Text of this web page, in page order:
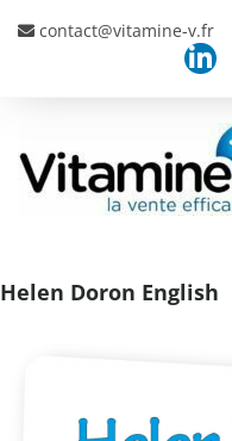
contact@vitamine-v.fr
Helen Doron English